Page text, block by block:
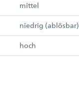
mittel
niedrig (ablösbar)
hoch